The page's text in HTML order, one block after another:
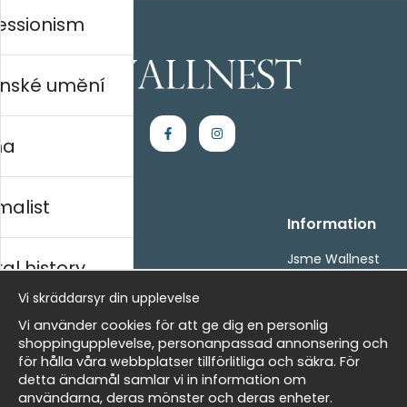
Kontakta oss
- Returer och återbetalningar
- Leverans - enkelt, snabbt &amp; gratis
Om cookies
Mina favoriter
Information
Jsme Wallnest
Newsletter
umění
history
Vi skräddarsyr din upplevelse
Vi använder cookies för att ge dig en personlig
shoppingupplevelse, personanpassad annonsering och
för hålla våra webbplatser tillförlitliga och säkra. För
detta ändamål samlar vi in information om
användarna, deras mönster och deras enheter.